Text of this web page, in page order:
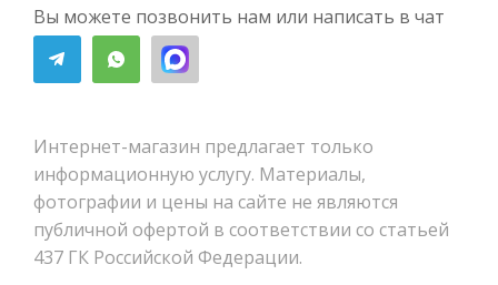
Вы можете позвонить нам или написать в чат
Интернет-магазин предлагает только
информационную услугу. Материалы,
фотографии и цены на сайте не являются
публичной офертой в соответствии со статьей
437 ГК Российской Федерации.